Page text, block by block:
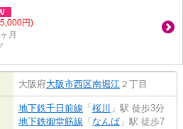
円)
月
大阪府大阪市西区南堀江 ２丁目
地下鉄千日前線 「 桜川 」駅 徒歩3分
地下鉄御堂筋線 「 なんば 」駅 徒歩7